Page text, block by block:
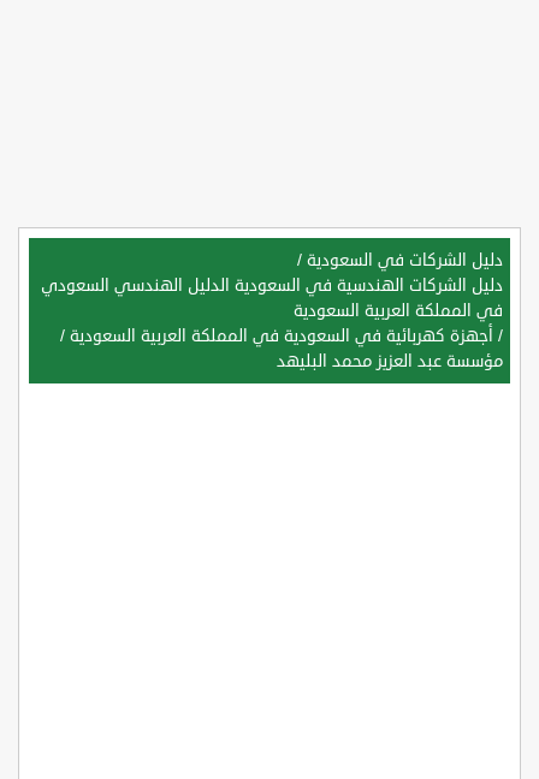
دليل الشركات في السعودية /
دليل الشركات الهندسية في السعودية الدليل الهندسي السعودي
في المملكة العربية السعودية
/ أجهزة كهربائية في السعودية في المملكة العربية السعودية /
مؤسسة عبد العزيز محمد البليهد